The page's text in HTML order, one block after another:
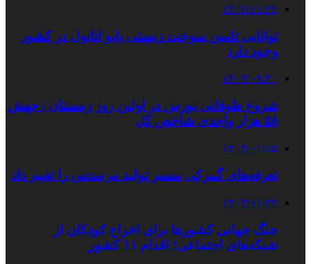
۱۴۰۲/۱۱/۲۲
توانایی تامین سوخت زیستی بایو اتانول در کشور
وجود دارد
۱۴۰۳/۰۹/۳۰
شروع طوفانی بورس در اولین روز زمستان | جهش
۵۸ هزار واحدی شاخص کل
۱۴۰۴/۰۱/۱۵
تعرفه‌های گمرکی مسیر تولید مرسدس را تغییر داد
۱۴۰۳/۱۱/۲۴
جنگ جهانی کشورها برای اخراج کودکان از
شبکه‌های اجتماعی؛ اقدام ۱۱ کشور